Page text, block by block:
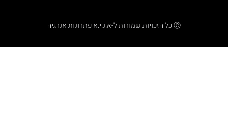
Ⓒ כל הזכויות שמורות ל-א.נ.י.א פתרונות אנרגיה